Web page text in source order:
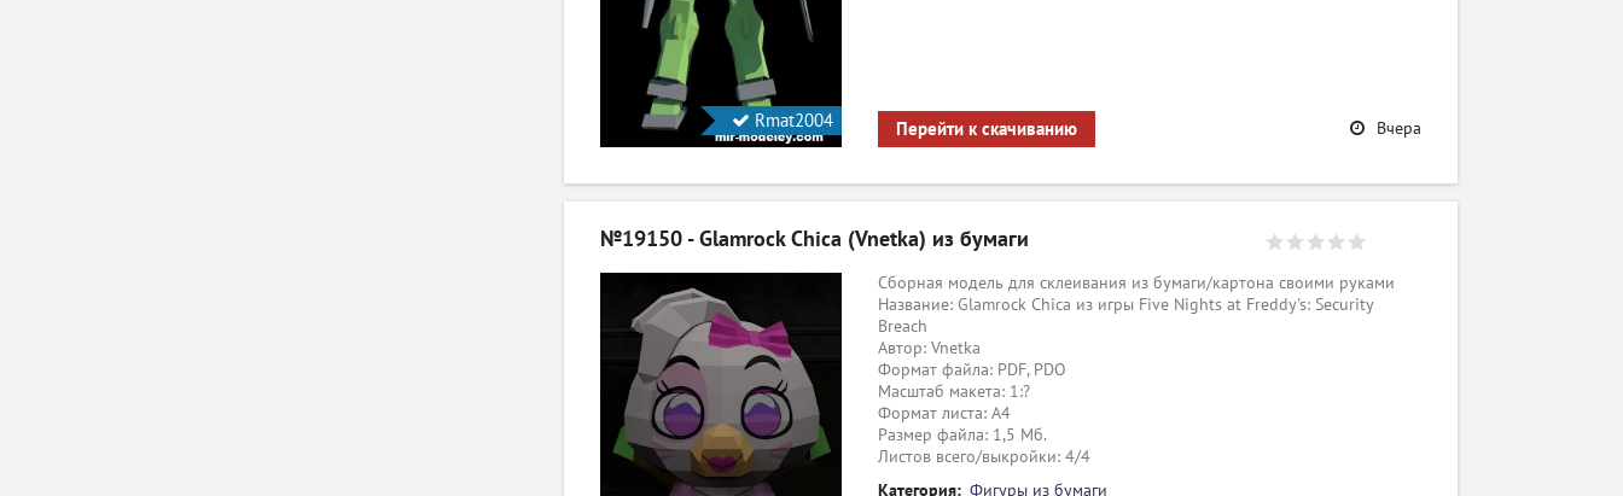
Rmat2004 Перейти к скачиванию Вчера
№19150 - Glamrock Chica (Vnetka) из бумаги
Сборная модель для склеивания из бумаги/картона своими руками
Название: Glamrock Chica из игры Five Nights at Freddy's: Security
Breach
Автор: Vnetka
Формат файла: PDF, PDO
Масштаб макета: 1:?
Формат листа: А4
Размер файла: 1,5 Мб.
Листов всего/выкройки: 4/4
Категория: Фигуры из бумаги